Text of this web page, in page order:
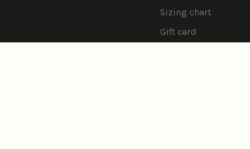
Sizing chart
Gift card